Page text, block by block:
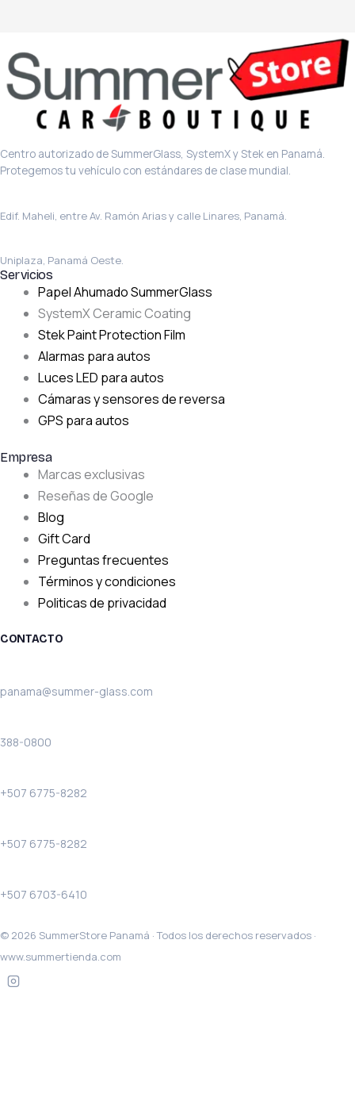
Centro autorizado de SummerGlass, SystemX y Stek en Panamá.
Protegemos tu vehículo con estándares de clase mundial.
Edif. Maheli, entre Av. Ramón Arias y calle Linares, Panamá.
Uniplaza, Panamá Oeste.
Servicios
Papel Ahumado SummerGlass
SystemX Ceramic Coating
Stek Paint Protection Film
Alarmas para autos
Luces LED para autos
Cámaras y sensores de reversa
GPS para autos
Empresa
Marcas exclusivas
Reseñas de Google
Blog
Gift Card
Preguntas frecuentes
Términos y condiciones
Politicas de privacidad
CONTACTO
panama@summer-glass.com
388-0800
+507 6775-8282
+507 6775-8282
+507 6703-6410
© 2026 SummerStore Panamá · Todos los derechos reservados ·
www.summertienda.com